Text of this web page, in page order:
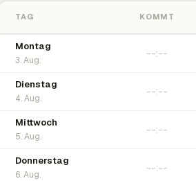
TAG KOMMT
Montag
3. Aug.
Dienstag
4. Aug.
Mittwoch
5. Aug.
Donnerstag
6. Aug.